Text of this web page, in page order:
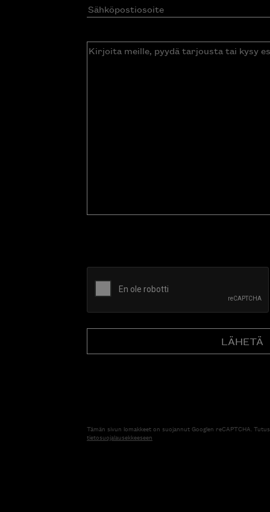
Sähköpostiosoite(Pakollinen)
Kirjoita
Tämän sivun lomakkeet on suojannut Googlen reCAPTCHA.
tietosuojalausekkeeseen